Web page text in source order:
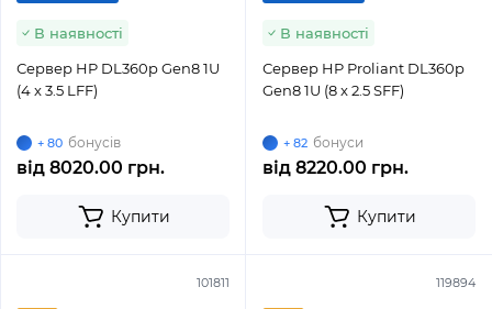
В наявності
Сервер HP DL360p Gen8 1U
(4 x 3.5 LFF)
+ 80 бонусів
від 8020.00 грн.
Купити
В наявності
Сервер HP Proliant DL360p
Gen8 1U (8 x 2.5 SFF)
+ 82 бонуси
від 8220.00 грн.
Купити
101811 119894